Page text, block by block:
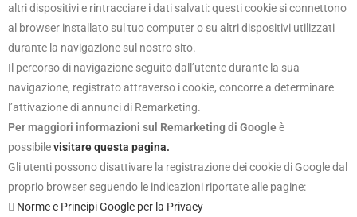
altri dispositivi e rintracciare i dati salvati: questi cookie si connettono
al browser installato sul tuo computer o su altri dispositivi utilizzati
durante la navigazione sul nostro sito.
Il percorso di navigazione seguito dall’utente durante la sua
navigazione, registrato attraverso i cookie, concorre a determinare
l’attivazione di annunci di Remarketing.
Per maggiori informazioni sul Remarketing di Google è
possibilevisitare questa pagina.
Gli utenti possono disattivare la registrazione dei cookie di Google dal
proprio browser seguendo le indicazioni riportate alle pagine:
 Norme e Principi Google per la Privacy